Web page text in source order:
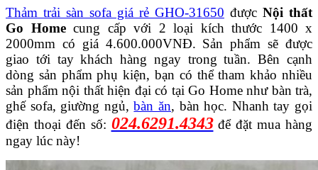
Thảm trải sàn sofa giá rẻ GHO-31650 được Nội thất
Go Homecung cấp với 2 loại kích thước 1400 x
2000mm có giá 4.600.000VNĐ. Sản phẩm sẽ được
giao tới tay khách hàng ngay trong tuần. Bên cạnh
dòng sản phẩm phụ kiện, bạn có thể tham khảo nhiều
sản phẩm nội thất hiện đại có tại Go Home như bàn trà,
ghế sofa, giường ngủ,bàn ăn, bàn học. Nhanh tay gọi
điện thoại đến số: 024.6291.4343để đặt mua hàng
ngay lúc này!